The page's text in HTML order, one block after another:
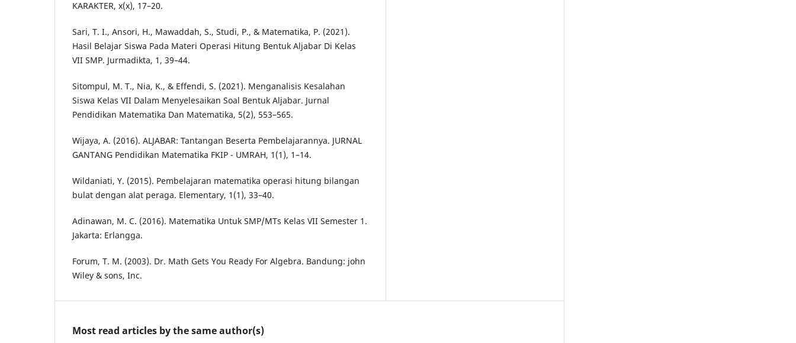
KARAKTER, x(x), 17–20.
Sari, T. I., Ansori, H., Mawaddah, S., Studi, P., & Matematika, P. (2021).
Hasil Belajar Siswa Pada Materi Operasi Hitung Bentuk Aljabar Di Kelas
VII SMP. Jurmadikta, 1, 39–44.
Sitompul, M. T., Nia, K., & Effendi, S. (2021). Menganalisis Kesalahan
Siswa Kelas VII Dalam Menyelesaikan Soal Bentuk Aljabar. Jurnal
Pendidikan Matematika Dan Matematika, 5(2), 553–565.
Wijaya, A. (2016). ALJABAR: Tantangan Beserta Pembelajarannya. JURNAL
GANTANG Pendidikan Matematika FKIP - UMRAH, 1(1), 1–14.
Wildaniati, Y. (2015). Pembelajaran matematika operasi hitung bilangan
bulat dengan alat peraga. Elementary, 1(1), 33–40.
Adinawan, M. C. (2016). Matematika Untuk SMP/MTs Kelas VII Semester 1.
Jakarta: Erlangga.
Forum, T. M. (2003). Dr. Math Gets You Ready For Algebra. Bandung: john
Wiley & sons, Inc.
Most read articles by the same author(s)